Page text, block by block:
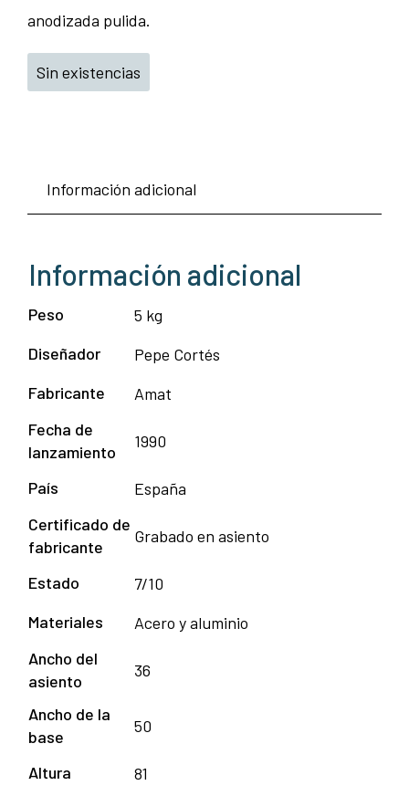
anodizada pulida.
Sin existencias
Información adicional
Información adicional
Peso
5 kg
Diseñador
Pepe Cortés
Fabricante
Amat
Fecha de
lanzamiento
1990
País
España
Certificado de
fabricante
Grabado en asiento
Estado
7/10
Materiales
Acero y aluminio
Ancho del
asiento
36
Ancho de la
base
50
Altura
81